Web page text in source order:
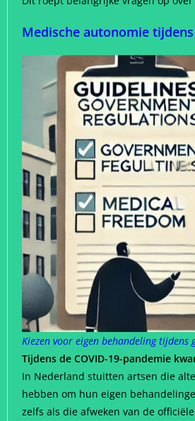
Medische autonomie
Kiezen voor eigen behandeling tijdens
Tijdens de COVID-19-pandemie
In Nederland stuitten artsen die
hebben om hun eigen
zelfs als die afweken van de